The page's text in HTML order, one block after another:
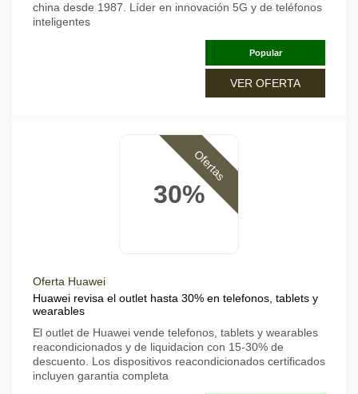
china desde 1987. Líder en innovación 5G y de teléfonos
inteligentes
Popular
VER OFERTA
30%
Ofertas
Oferta Huawei
Huawei revisa el outlet hasta 30% en telefonos, tablets y
wearables
El outlet de Huawei vende telefonos, tablets y wearables
reacondicionados y de liquidacion con 15-30% de
descuento. Los dispositivos reacondicionados certificados
incluyen garantia completa